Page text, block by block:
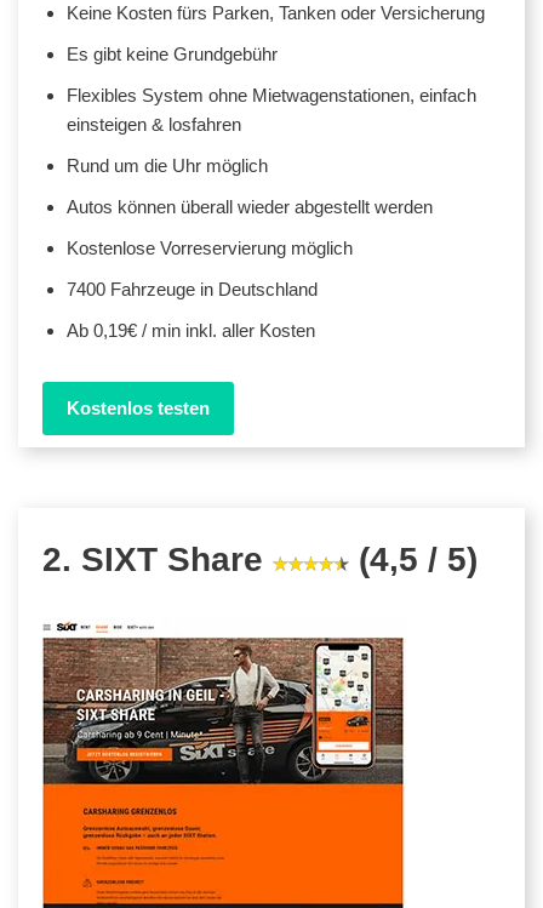
Keine Kosten fürs Parken, Tanken oder Versicherung
Es gibt keine Grundgebühr
Flexibles System ohne Mietwagenstationen, einfach
einsteigen & losfahren
Rund um die Uhr möglich
Autos können überall wieder abgestellt werden
Kostenlose Vorreservierung möglich
7400 Fahrzeuge in Deutschland
Ab 0,19€ / min inkl. aller Kosten
Kostenlos testen
2. SIXT Share (4,5 / 5)